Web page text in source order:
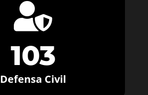

103
Defensa Civil